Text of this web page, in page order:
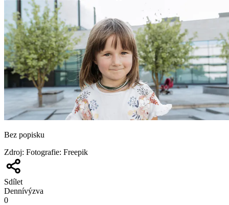
Bez popisku
Zdroj: Fotografie: Freepik
Sdílet
Dennívýzva
0